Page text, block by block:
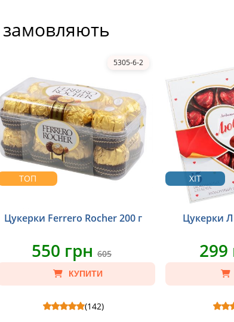
ТОП
Цукерки Ferrero Rocher 200 г
5305-6-2
550 грн 605
КУПИТИ
(142)
ХІТ
Цукерки
299